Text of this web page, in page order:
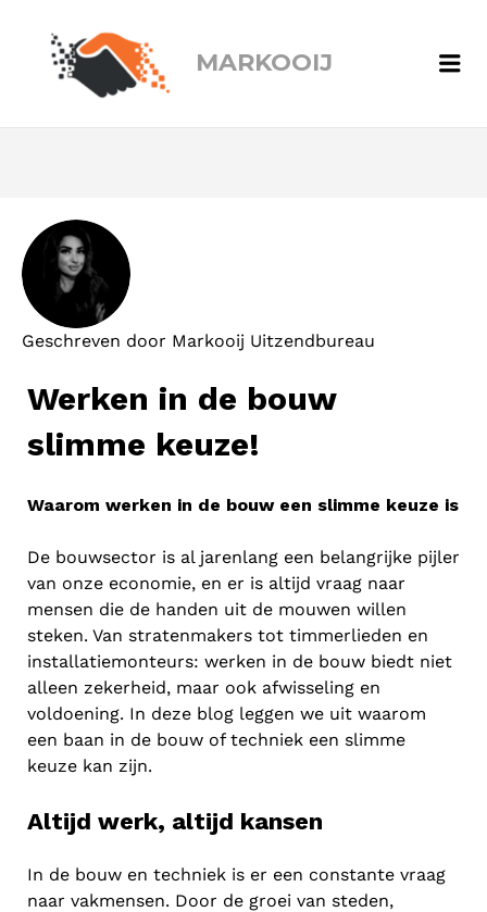
MARKOOIJ
Geschreven door Markooij Uitzendbureau
Werken in de bouw
slimme keuze!
Waarom werken in de bouw een slimme keuze is
De bouwsector is al jarenlang een belangrijke pijler
van onze economie, en er is altijd vraag naar
mensen die de handen uit de mouwen willen
steken. Van stratenmakers tot timmerlieden en
installatiemonteurs: werken in de bouw biedt niet
alleen zekerheid, maar ook afwisseling en
voldoening. In deze blog leggen we uit waarom
een baan in de bouw of techniek een slimme
keuze kan zijn.
Altijd werk, altijd kansen
In de bouw en techniek is er een constante vraag
naar vakmensen. Door de groei van steden,